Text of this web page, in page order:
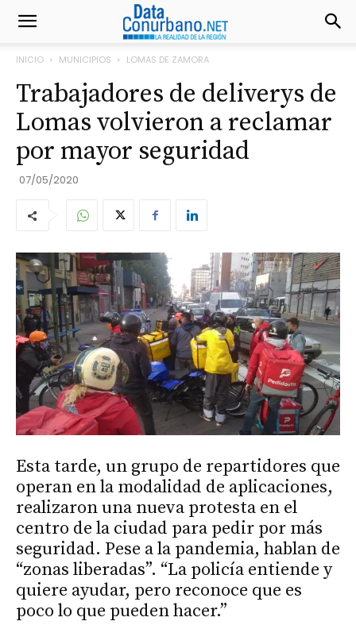
INICIO MUNICIPIOS LOMAS DE ZAMORA
Trabajadores de deliverys de
Lomas volvieron a reclamar
por mayor seguridad
07/05/2020
Esta tarde, un grupo de repartidores que
operan en la modalidad de aplicaciones,
realizaron una nueva protesta en el
centro de la ciudad para pedir por más
seguridad. Pese a la pandemia, hablan de
“zonas liberadas”. “La policía entiende y
quiere ayudar, pero reconoce que es
poco lo que pueden hacer.”